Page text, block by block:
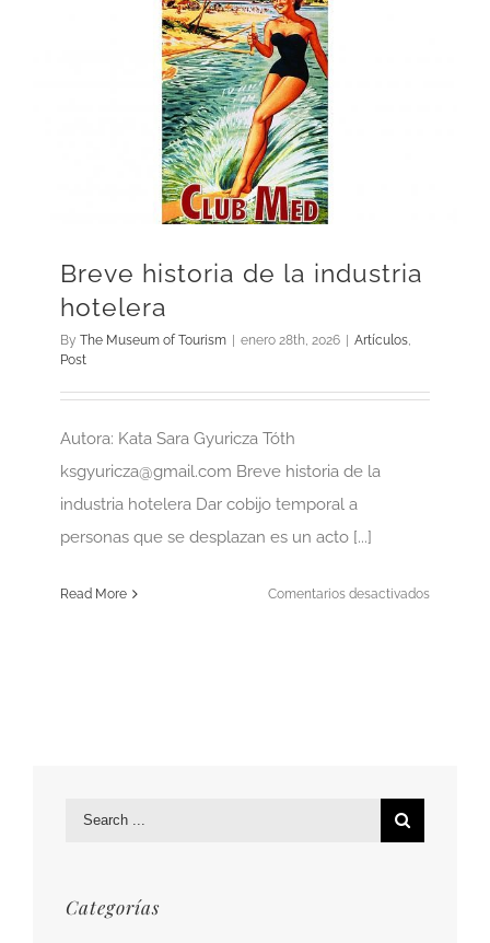
Breve historia de la industria
hotelera
By The Museum of Tourism | enero 28th, 2026 | Artículos
Post
Autora: Kata Sara Gyuricza Tóth
ksgyuricza@gmail.com Breve historia de la
industria hotelera Dar cobijo temporal a
personas que se desplazan es un acto [...]
Read More Comentarios desactivadosen
Search
Categorías